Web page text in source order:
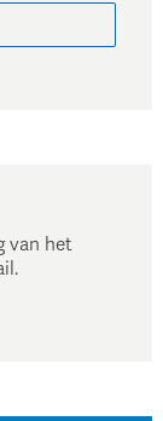
van het